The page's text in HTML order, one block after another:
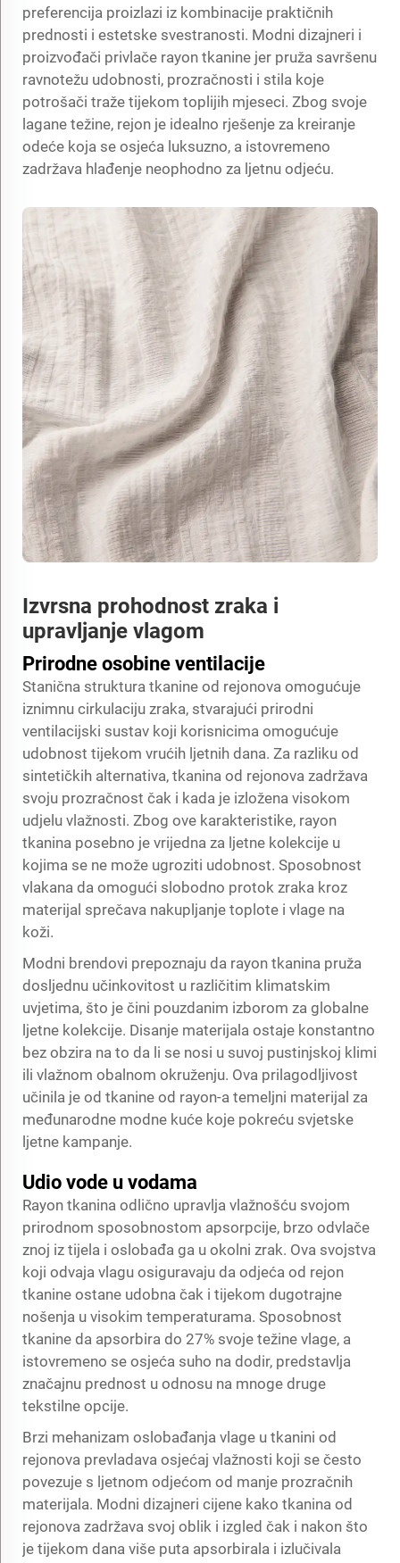
preferencija proizlazi iz kombinacije praktičnih
prednosti i estetske svestranosti. Modni dizajneri i
proizvođači privlače rayon tkanine jer pruža savršenu
ravnotežu udobnosti, prozračnosti i stila koje
potrošači traže tijekom toplijih mjeseci. Zbog svoje
lagane težine, rejon je idealno rješenje za kreiranje
odeće koja se osjeća luksuzno, a istovremeno
zadržava hlađenje neophodno za ljetnu odjeću.
Izvrsna prohodnost zraka i
upravljanje vlagom
Prirodne osobine ventilacije
Stanična struktura tkanine od rejonova omogućuje
iznimnu cirkulaciju zraka, stvarajući prirodni
ventilacijski sustav koji korisnicima omogućuje
udobnost tijekom vrućih ljetnih dana. Za razliku od
sintetičkih alternativa, tkanina od rejonova zadržava
svoju prozračnost čak i kada je izložena visokom
udjelu vlažnosti. Zbog ove karakteristike, rayon
tkanina posebno je vrijedna za ljetne kolekcije u
kojima se ne može ugroziti udobnost. Sposobnost
vlakana da omogući slobodno protok zraka kroz
materijal sprečava nakupljanje toplote i vlage na
koži.
Modni brendovi prepoznaju da rayon tkanina pruža
dosljednu učinkovitost u različitim klimatskim
uvjetima, što je čini pouzdanim izborom za globalne
ljetne kolekcije. Disanje materijala ostaje konstantno
bez obzira na to da li se nosi u suvoj pustinjskoj klimi
ili vlažnom obalnom okruženju. Ova prilagodljivost
učinila je od tkanine od rayon-a temeljni materijal za
međunarodne modne kuće koje pokreću svjetske
ljetne kampanje.
Udio vode u vodama
Rayon tkanina odlično upravlja vlažnošću svojom
prirodnom sposobnostom apsorpcije, brzo odvlače
znoj iz tijela i oslobađa ga u okolni zrak. Ova svojstva
koji odvaja vlagu osiguravaju da odjeća od rejon
tkanine ostane udobna čak i tijekom dugotrajne
nošenja u visokim temperaturama. Sposobnost
tkanine da apsorbira do 27% svoje težine vlage, a
istovremeno se osjeća suho na dodir, predstavlja
značajnu prednost u odnosu na mnoge druge
tekstilne opcije.
Brzi mehanizam oslobađanja vlage u tkanini od
rejonova prevladava osjećaj vlažnosti koji se često
povezuje s ljetnom odjećom od manje prozračnih
materijala. Modni dizajneri cijene kako tkanina od
rejonova zadržava svoj oblik i izgled čak i nakon što
je tijekom dana više puta apsorbirala i izlučivala